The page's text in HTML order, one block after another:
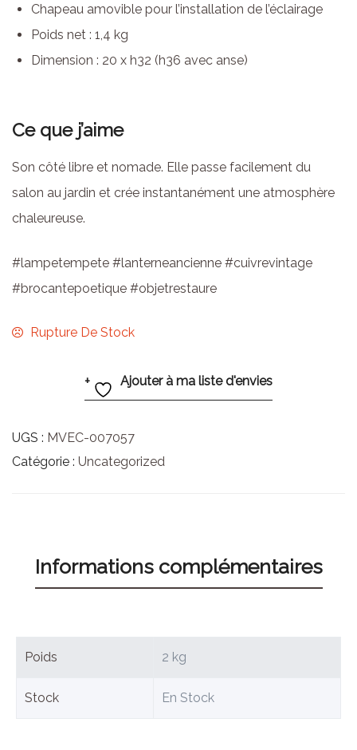
Chapeau amovible pour l’installation de l’éclairage
Poids net : 1,4 kg
Dimension : 20 x h32 (h36 avec anse)
Ce que j’aime
Son côté libre et nomade. Elle passe facilement du
salon au jardin et crée instantanément une atmosphère
chaleureuse.
#lampetempete #lanterneancienne #cuivrevintage
#brocantepoetique #objetrestaure
Rupture De Stock
Ajouter à ma liste d'envies
UGS : MVEC-007057
Catégorie : Uncategorized
Informations complémentaires
Poids 2 kg
Stock En Stock